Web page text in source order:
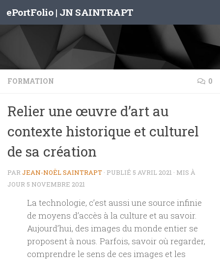
Skip to content
ePortFolio | JN SAINTRAPT
FORMATION 0
Relier une œuvre d’art au
contexte historique et culturel
de sa création
PARJEAN-NOËL SAINTRAPT · PUBLIÉ 5 AVRIL 2021 · MIS À
JOUR 5 NOVEMBRE 2021
La technologie, c’est aussi une source infinie
de moyens d’accès à la culture et au savoir.
Aujourd’hui, des images du monde entier se
proposent à nous. Parfois, savoir où regarder,
comprendre le sens de ces images et les